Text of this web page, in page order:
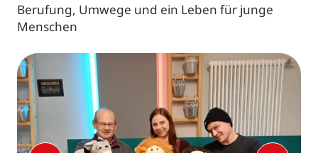
Berufung, Umwege und ein Leben für junge
Menschen